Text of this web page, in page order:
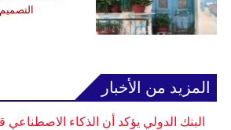
المزيد من الأخبار
البنك الدولي يؤكد أن الذكاء